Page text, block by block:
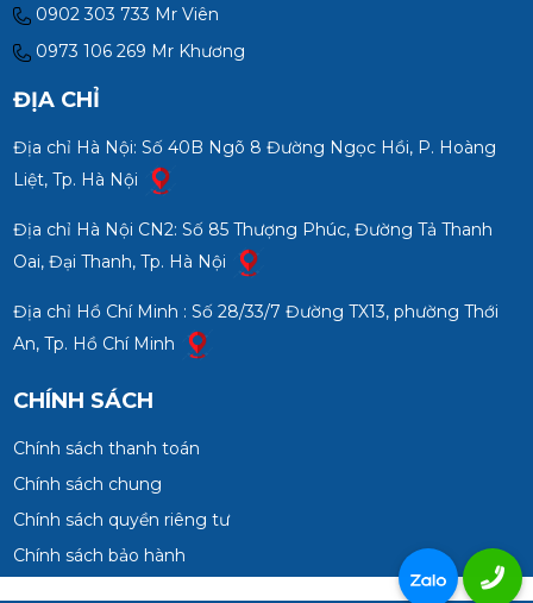
0902 303 733 Mr Viên
0973 106 269 Mr Khương
ĐỊA CHỈ
Địa chỉ Hà Nội: Số 40B Ngõ 8 Đường Ngọc Hồi, P. Hoàng
Liệt, Tp. Hà Nội
Địa chỉ Hà Nội CN2: Số 85 Thượng Phúc, Đường Tả Thanh
Oai, Đại Thanh, Tp. Hà Nội
Địa chỉ Hồ Chí Minh : Số 28/33/7 Đường TX13, phường Thới
An, Tp. Hồ Chí Minh
CHÍNH SÁCH
Chính sách thanh toán
Chính sách chung
Chính sách quyền riêng tư
Chính sách bảo hành